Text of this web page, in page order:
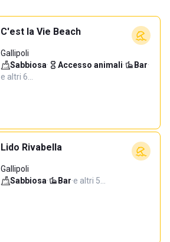
C'est la Vie Beach
Gallipoli
Sabbiosa· Accesso animali· Bar·
e altri 6…
Lido Rivabella
Gallipoli
Sabbiosa· Bar·e altri 5…